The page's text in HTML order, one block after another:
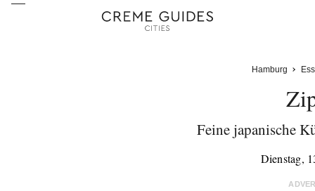
Hamburg
Feine japanische
Dienstag,